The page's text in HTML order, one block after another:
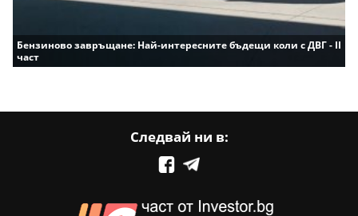
Бензиново завръщане: Най-интересните бъдещи коли с ДВГ - II
част
Следвай ни в: